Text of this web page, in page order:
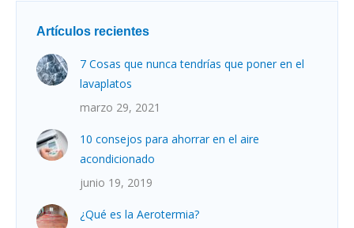
Artículos recientes
7 Cosas que nunca tendrías que poner en el
lavaplatos
marzo 29, 2021
10 consejos para ahorrar en el aire
acondicionado
junio 19, 2019
¿Qué es la Aerotermia?